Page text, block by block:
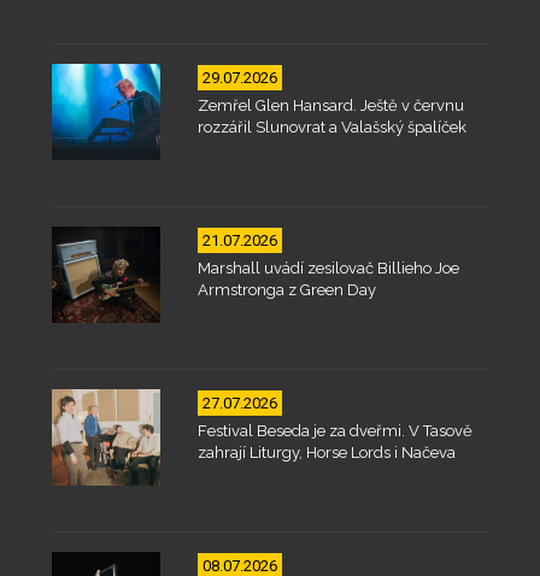
29.07.2026
Zemřel Glen Hansard. Ještě v červnu
rozzářil Slunovrat a Valašský špalíček
21.07.2026
Marshall uvádí zesilovač Billieho Joe
Armstronga z Green Day
27.07.2026
Festival Beseda je za dveřmi. V Tasově
zahrají Liturgy, Horse Lords i Načeva
08.07.2026